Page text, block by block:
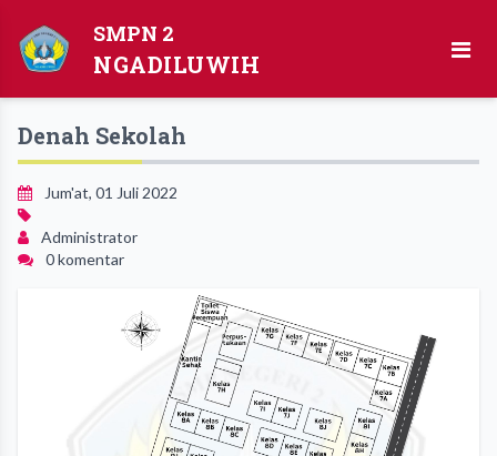
SMPN 2
NGADILUWIH
Denah Sekolah
Jum'at, 01 Juli 2022
Administrator
0 komentar